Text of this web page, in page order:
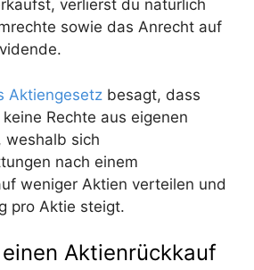
verlierst du natürlich
sowie das Anrecht auf
Aktiengesetz besagt, dass
Rechte aus eigenen
weshalb sich
nach einem
weniger Aktien verteilen und
pro Aktie steigt.
Aktienrückkauf